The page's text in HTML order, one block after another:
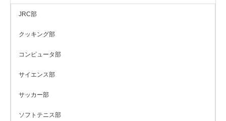
JRC部
クッキング部
コンピュータ部
サイエンス部
サッカー部
ソフトテニス部